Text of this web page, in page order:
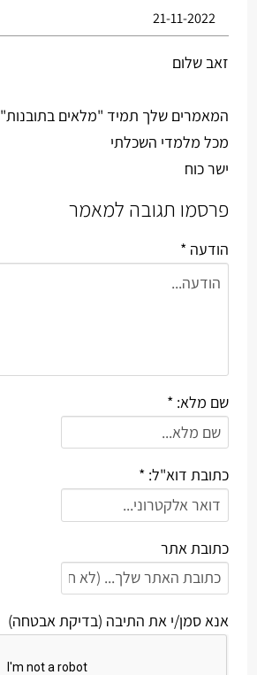
21-11-2022
זאב שלום
המאמרים שלך תמיד "מלאים בתובנות"
מכל מלמדי השכלתי
ישר כוח
פרסמו תגובה למאמר
הודעה *
שם מלא: *
כתובת דוא"ל: *
כתובת אתר
אנא סמן/י את התיבה (בדיקת אבטחה)